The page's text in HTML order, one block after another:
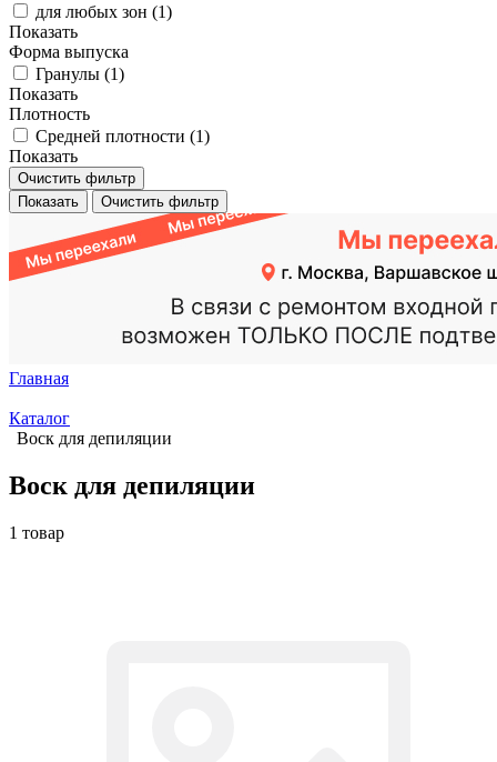
для любых зон (1)
Показать
Форма выпуска
Гранулы (1)
Показать
Плотность
Средней плотности (1)
Показать
Очистить фильтр
Показать
Очистить фильтр
Главная
Каталог
Воск для депиляции
Воск для депиляции
1 товар